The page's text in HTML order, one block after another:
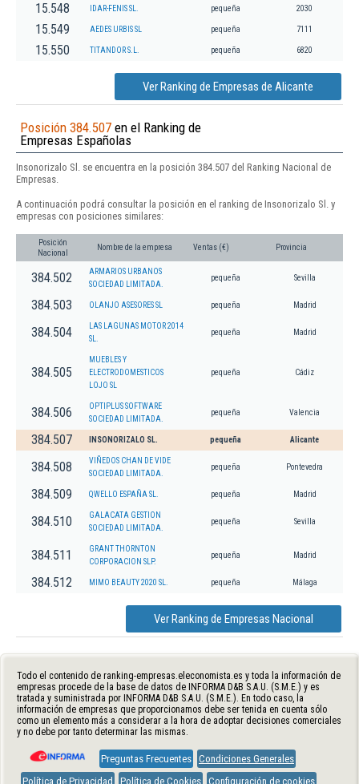
15.548 IDAR-FENIS SL. pequeña 2030
15.549 AEDES URBIS SL pequeña 7111
15.550 TITANDOR S.L. pequeña 6820
Ver Ranking de Empresas de Alicante
Posición 384.507 en el Ranking de
Empresas Españolas
Insonorizalo Sl. se encuentra en la posición 384.507 del Ranking Nacional de
Empresas.
A continuación podrá consultar la posición en el ranking de Insonorizalo Sl. y
empresas con posiciones similares:
Posición
Nacional
Nombre de la empresa Ventas (€) Provincia
384.502
ARMARIOS URBANOS
SOCIEDAD LIMITADA.
pequeña Sevilla
384.503 OLANJO ASESORES SL pequeña Madrid
384.504
LAS LAGUNAS MOTOR 2014
SL.
pequeña Madrid
384.505
MUEBLES Y
ELECTRODOMESTICOS
LOJO SL
pequeña Cádiz
384.506
OPTIPLUS SOFTWARE
SOCIEDAD LIMITADA.
pequeña Valencia
384.507 INSONORIZALO SL. pequeña Alicante
384.508
VIÑEDOS CHAN DE VIDE
SOCIEDAD LIMITADA.
pequeña Pontevedra
384.509 QWELLO ESPAÑA SL. pequeña Madrid
384.510
GALACATA GESTION
SOCIEDAD LIMITADA.
pequeña Sevilla
384.511
GRANT THORNTON
CORPORACION SLP.
pequeña Madrid
384.512 MIMO BEAUTY 2020 SL. pequeña Málaga
Ver Ranking de Empresas Nacional
Todo el contenido de ranking-empresas.eleconomista.es y toda la información de
empresas procede de la base de datos de INFORMA D&B S.A.U. (S.M.E.) y es
tratada y suministrada por INFORMA D&B S.A.U. (S.M.E.). En todo caso, la
información de empresas que proporcionamos debe ser tenida en cuenta sólo
como un elemento más a considerar a la hora de adoptar decisiones comerciales
y no debe por tanto determinar las mismas.
Preguntas Frecuentes Condiciones Generales
Política de Privacidad
Política de Cookies Configuración de cookies